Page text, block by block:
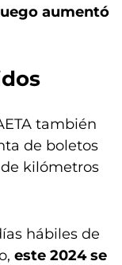
aumentó
también
de boletos
kilómetros
hábiles de
este 2024 se